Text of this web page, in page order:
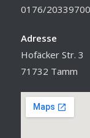
0176/20339700
Adresse
Hofäcker Str. 3
71732 Tamm